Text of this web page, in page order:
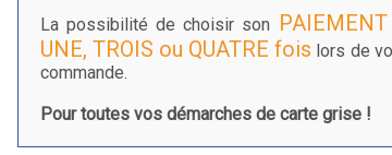
La possibilité de choisir son PAIEMENT
UNE, TROIS ou QUATRE fois lors de
commande.
Pour toutes vos démarches de carte grise !